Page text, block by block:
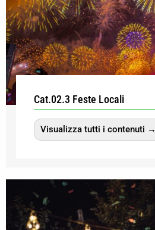
Cat.02.3 Feste Locali
Visualizza tutti i contenuti →